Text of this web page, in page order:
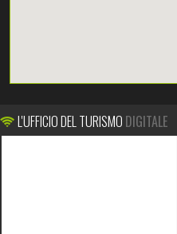
L'UFFICIO DEL TURISMO DIGITALE